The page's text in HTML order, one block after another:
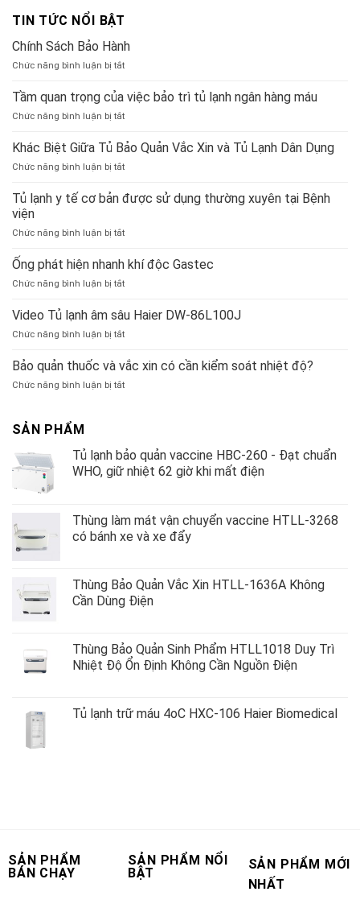
TIN TỨC NỔI BẬT
Chính Sách Bảo Hành
Chức năng bình luận bị tắtở
Sách
Bảo
Hành
Tầm quan trọng của việc bảo trì tủ lạnh ngân hàng máu
Chức năng bình luận bị tắtở
quan
của
bảo
lạnh
hàng
máu
Khác Biệt Giữa Tủ Bảo Quản Vắc Xin và Tủ Lạnh Dân Dụng
Chức năng bình luận bị tắtở
Biệt
Giữa
Bảo
Vắc
và
Lạnh
Dân
Tủ lạnh y tế cơ bản được sử dụng thường xuyên tại Bệnh
viện
Chức năng bình luận bị tắtở
lạnh
tế
bản
thường
xuyên
Ống phát hiện nhanh khí độc Gastec
Chức năng bình luận bị tắtở
phát
nhanh
độc
Video Tủ lạnh âm sâu Haier DW-86L100J
Chức năng bình luận bị tắtở
Tủ
âm
Bảo quản thuốc và vắc xin có cần kiểm soát nhiệt độ?
Chức năng bình luận bị tắtở
vắc
xin
soát
nhiệt
SẢN PHẨM
Tủ lạnh bảo quản vaccine HBC-260 - Đạt chuẩn
WHO, giữ nhiệt 62 giờ khi mất điện
Thùng làm mát vận chuyển vaccine HTLL-3268
có bánh xe và xe đẩy
Thùng Bảo Quản Vắc Xin HTLL-1636A Không
Cần Dùng Điện
Thùng Bảo Quản Sinh Phẩm HTLL1018 Duy Trì
Nhiệt Độ Ổn Định Không Cần Nguồn Điện
Tủ lạnh trữ máu 4oC HXC-106 Haier Biomedical
SẢN PHẨM
BÁN CHẠY
SẢN PHẨM NỔI
BẬT
SẢN PHẨM MỚI
NHẤT